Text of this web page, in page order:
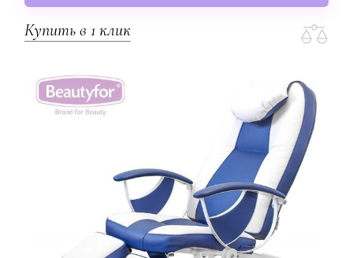
Купить в 1 клик